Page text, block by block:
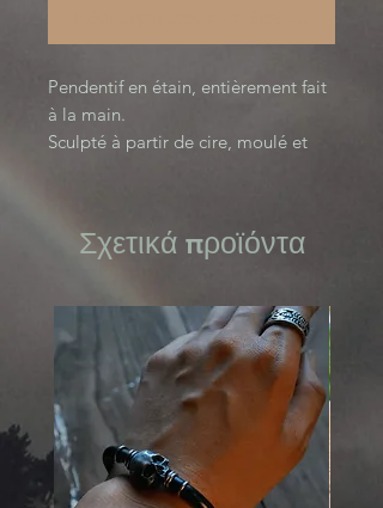
Pendentif en étain, entièrement fait
à la main.
Sculpté à partir de cire, moulé et
Σχετικά προϊόντα